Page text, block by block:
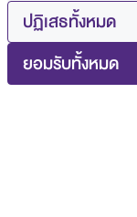
ปฏิเสธทั้งหมด
ยอมรับทั้งหมด